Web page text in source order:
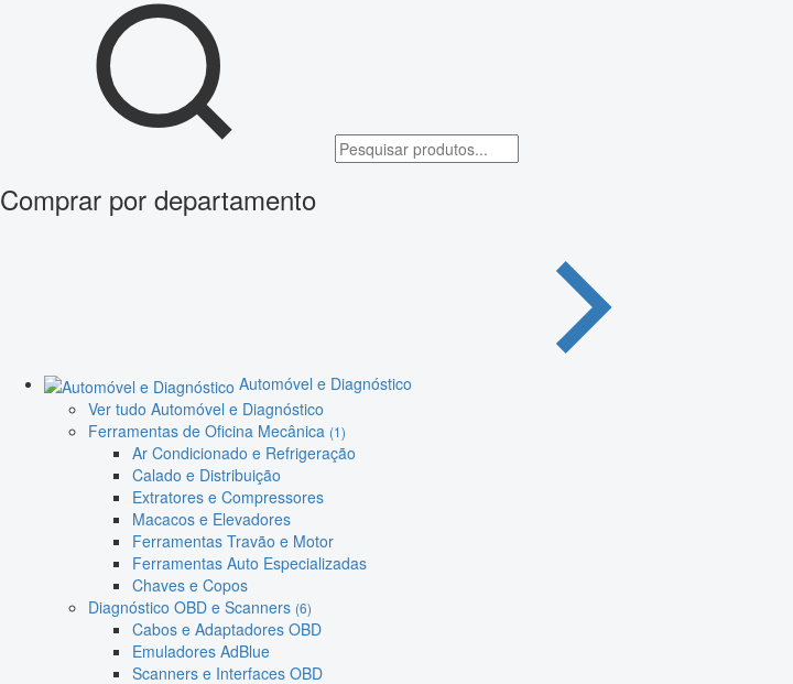
Comprar por departamento
Automóvel e Diagnóstico
Ver tudo Automóvel e Diagnóstico
Ferramentas de Oficina Mecânica (1)
Ar Condicionado e Refrigeração
Calado e Distribuição
Extratores e Compressores
Macacos e Elevadores
Ferramentas Travão e Motor
Ferramentas Auto Especializadas
Chaves e Copos
Diagnóstico OBD e Scanners (6)
Cabos e Adaptadores OBD
Emuladores AdBlue
Scanners e Interfaces OBD